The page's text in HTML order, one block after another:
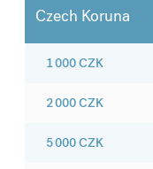
Czech Koruna
1 000CZK
2 000CZK
5 000CZK